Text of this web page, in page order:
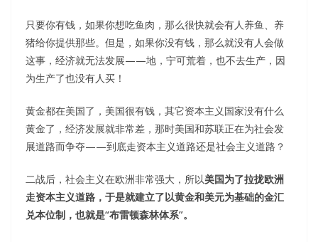
只要你有钱，如果你想吃鱼肉，那么很快就会有人养鱼、养
猪给你提供那些。但是，如果你没有钱，那么就没有人会做
这事，经济就无法发展——地，宁可荒着，也不去生产，因
为生产了也没有人买！
黄金都在美国了，美国很有钱，其它资本主义国家没有什么
黄金了，经济发展就非常差，那时美国和苏联正在为社会发
展道路而争夺——到底走资本主义道路还是社会主义道路？
二战后，社会主义在欧洲非常强大，所以美国为了拉拢欧洲
走资本主义道路，于是就建立了以黄金和美元为基础的金汇
兑本位制，也就是“布雷顿森林体系”。